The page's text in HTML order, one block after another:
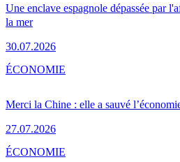
Une enclave espagnole dépassée par
la mer
30.07.2026
Merci la Chine : elle a sauvé
27.07.2026
ÉCONOMIE
ÉCONOMIE